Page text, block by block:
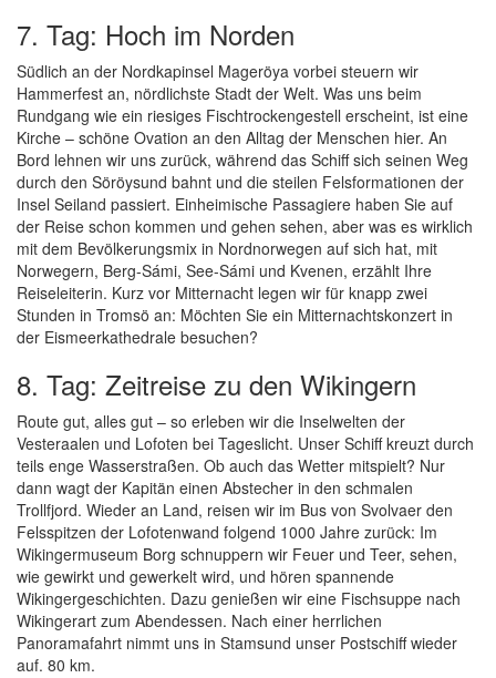
7. Tag: Hoch im Norden
Südlich an der Nordkapinsel Mageröya vorbei steuern wir
Hammerfest an, nördlichste Stadt der Welt. Was uns beim
Rundgang wie ein riesiges Fischtrockengestell erscheint, ist eine
Kirche – schöne Ovation an den Alltag der Menschen hier. An
Bord lehnen wir uns zurück, während das Schiff sich seinen Weg
durch den Söröysund bahnt und die steilen Felsformationen der
Insel Seiland passiert. Einheimische Passagiere haben Sie auf
der Reise schon kommen und gehen sehen, aber was es wirklich
mit dem Bevölkerungsmix in Nordnorwegen auf sich hat, mit
Norwegern, Berg-Sámi, See-Sámi und Kvenen, erzählt Ihre
Reiseleiterin. Kurz vor Mitternacht legen wir für knapp zwei
Stunden in Tromsö an: Möchten Sie ein Mitternachtskonzert in
der Eismeerkathedrale besuchen?
8. Tag: Zeitreise zu den Wikingern
Route gut, alles gut – so erleben wir die Inselwelten der
Vesteraalen und Lofoten bei Tageslicht. Unser Schiff kreuzt durch
teils enge Wasserstraßen. Ob auch das Wetter mitspielt? Nur
dann wagt der Kapitän einen Abstecher in den schmalen
Trollfjord. Wieder an Land, reisen wir im Bus von Svolvaer den
Felsspitzen der Lofotenwand folgend 1000 Jahre zurück: Im
Wikingermuseum Borg schnuppern wir Feuer und Teer, sehen,
wie gewirkt und gewerkelt wird, und hören spannende
Wikingergeschichten. Dazu genießen wir eine Fischsuppe nach
Wikingerart zum Abendessen. Nach einer herrlichen
Panoramafahrt nimmt uns in Stamsund unser Postschiff wieder
auf. 80 km.